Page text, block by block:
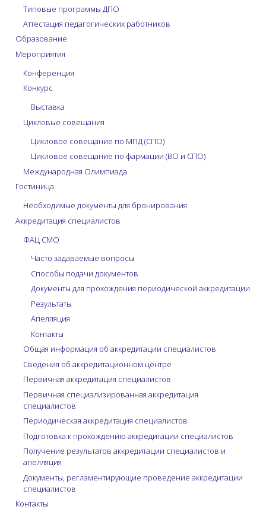
Типовые программы ДПО
Аттестация педагогических работников
Образование
Мероприятия
Конференция
Конкурс
Выставка
Цикловые совещания
Цикловое совещание по МПД (СПО)
Цикловое совещание по фармации (ВО и СПО)
Международная Олимпиада
Гостиница
Необходимые документы для бронирования
Аккредитация специалистов
ФАЦ СМО
Часто задаваемые вопросы
Способы подачи документов
Документы для прохождения периодической аккредитации
Результаты
Апелляция
Контакты
Общая информация об аккредитации специалистов
Сведения об аккредитационном центре
Первичная аккредитация специалистов
Первичная специализированная аккредитация
специалистов
Периодическая аккредитация специалистов
Подготовка к прохождению аккредитации специалистов
Получение результатов аккредитации специалистов и
апелляция
Документы, регламентирующие проведение аккредитации
специалистов
Контакты